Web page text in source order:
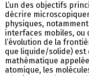
L’un des objectifs
décrire
physiques,
interfaces mobiles, ou
l’évolution de la
que liquide/solide)
mathématique
atomique, les